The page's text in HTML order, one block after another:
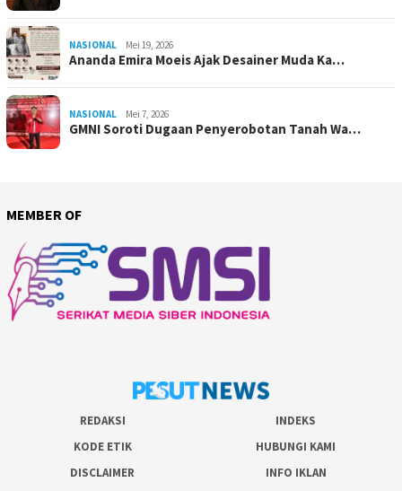
NASIONAL Mei 19, 2026
Ananda Emira Moeis Ajak Desainer Muda Ka…
NASIONAL Mei 7, 2026
GMNI Soroti Dugaan Penyerobotan Tanah Wa…
MEMBER OF
REDAKSI
INDEKS
KODE ETIK
HUBUNGI KAMI
DISCLAIMER
INFO IKLAN